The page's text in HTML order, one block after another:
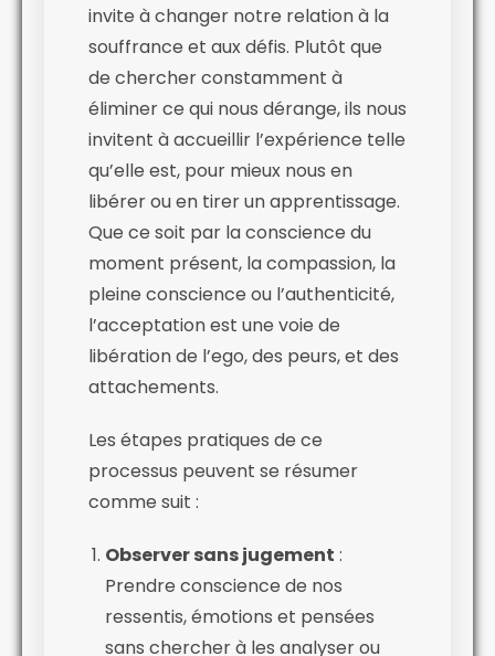
invite à changer notre relation à la
souffrance et aux défis. Plutôt que
de chercher constamment à
éliminer ce qui nous dérange, ils nous
invitent à accueillir l’expérience telle
qu’elle est, pour mieux nous en
libérer ou en tirer un apprentissage.
Que ce soit par la conscience du
moment présent, la compassion, la
pleine conscience ou l’authenticité,
l’acceptation est une voie de
libération de l’ego, des peurs, et des
attachements.
Les étapes pratiques de ce
processus peuvent se résumer
comme suit :
Observer sans jugement :
Prendre conscience de nos
ressentis, émotions et pensées
sans chercher à les analyser ou